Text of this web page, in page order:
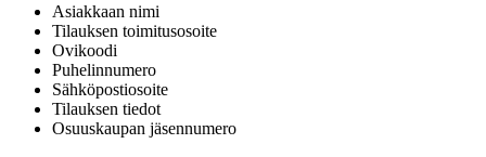
Asiakkaan nimi
Tilauksen toimitusosoite
Ovikoodi
Puhelinnumero
Sähköpostiosoite
Tilauksen tiedot
Osuuskaupan jäsennumero